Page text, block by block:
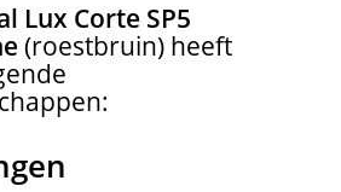
Lux Corte SP5
(roestbruin) heeft